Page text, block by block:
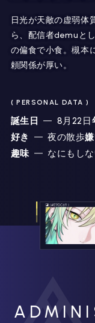
日光が天敵の虚弱体
ら、配信者demuと
の偏食で小食。槻本
頼関係が厚い。
( PERSONAL DATA )
誕生日 8月22日
好き
夜の散歩
趣味
なにもし